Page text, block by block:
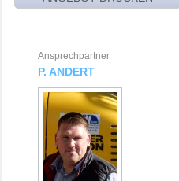
Ansprechpartner
P. ANDERT